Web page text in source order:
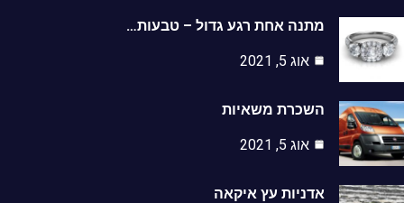
מתנה אחת רגע גדול – טבעות…
אוג 5, 2021
השכרת משאיות
אוג 5, 2021
אדניות עץ איקאה